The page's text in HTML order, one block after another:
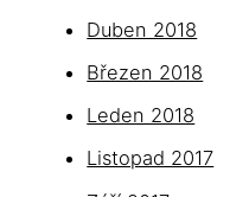
Duben 2018
Březen 2018
Leden 2018
Listopad 2017